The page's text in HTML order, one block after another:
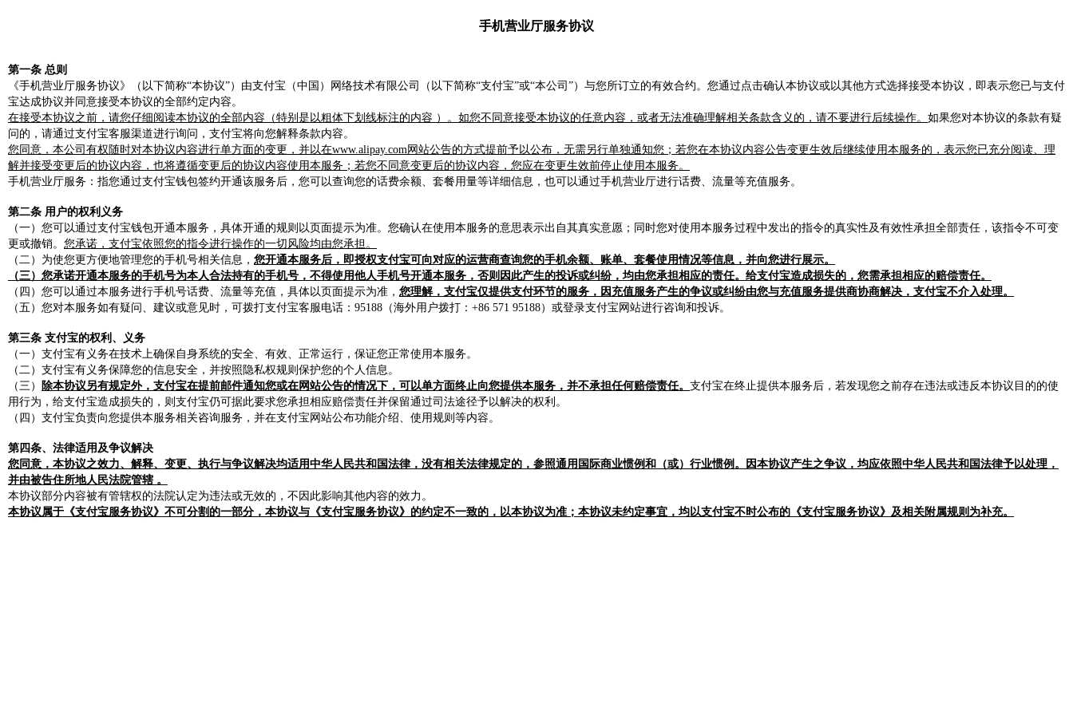
手机营业厅服务协议
第一条 总则
《手机营业厅服务协议》（以下简称“本协议”）由支付宝（中国）网络技术有限公司（以下简称“支付宝”或“本公司”）与您所订立的有效合约。您通过点击确认本协议或以其他方式选择接受本协议，即表示您已与支付
宝达成协议并同意接受本协议的全部约定内容。
在接受本协议之前，请您仔细阅读本协议的全部内容（特别是以粗体下划线标注的内容 ）。如您不同意接受本协议的任意内容，或者无法准确理解相关条款含义的，请不要进行后续操作。 如果您对本协议的条款有疑
问的，请通过支付宝客服渠道进行询问，支付宝将向您解释条款内容。
您同意，本公司有权随时对本协议内容进行单方面的变更，并以在www.alipay.com网站公告的方式提前予以公布，无需另行单独通知您；若您在本协议内容公告变更生效后继续使用本服务的，表示您已充分阅读、理
解并接受变更后的协议内容，也将遵循变更后的协议内容使用本服务；若您不同意变更后的协议内容，您应在变更生效前停止使用本服务。
手机营业厅服务：指您通过支付宝钱包签约开通该服务后，您可以查询您的话费余额、套餐用量等详细信息，也可以通过手机营业厅进行话费、流量等充值服务。
第二条 用户的权利义务
（一）您可以通过支付宝钱包开通本服务，具体开通的规则以页面提示为准。您确认在使用本服务的意思表示出自其真实意愿；同时您对使用本服务过程中发出的指令的真实性及有效性承担全部责任，该指令不可变
更或撤销。 您承诺，支付宝依照您的指令进行操作的一切风险均由您承担。
（二）为使您更方便地管理您的手机号相关信息， 您开通本服务后，即授权支付宝可向对应的运营商查询您的手机余额、账单、套餐使用情况等信息，并向您进行展示。
（三）您承诺开通本服务的手机号为本人合法持有的手机号，不得使用他人手机号开通本服务，否则因此产生的投诉或纠纷，均由您承担相应的责任。给支付宝造成损失的，您需承担相应的赔偿责任。
（四）您可以通过本服务进行手机号话费、流量等充值，具体以页面提示为准， 您理解，支付宝仅提供支付环节的服务，因充值服务产生的争议或纠纷由您与充值服务提供商协商解决，支付宝不介入处理。
（五）您对本服务如有疑问、建议或意见时，可拨打支付宝客服电话：95188（海外用户拨打：+86 571 95188）或登录支付宝网站进行咨询和投诉。
第三条 支付宝的权利、义务
（一）支付宝有义务在技术上确保自身系统的安全、有效、正常运行，保证您正常使用本服务。
（二）支付宝有义务保障您的信息安全，并按照隐私权规则保护您的个人信息。
（三）
除本协议另有规定外，支付宝在提前邮件通知您或在网站公告的情况下，可以单方面终止向您提供本服务，并不承担任何赔偿责任。 支付宝在终止提供本服务后，若发现您之前存在违法或违反本协议目的的使
用行为，给支付宝造成损失的，则支付宝仍可据此要求您承担相应赔偿责任并保留通过司法途径予以解决的权利。
（四）支付宝负责向您提供本服务相关咨询服务，并在支付宝网站公布功能介绍、使用规则等内容。
第四条、法律适用及争议解决
您同意，本协议之效力、解释、变更、执行与争议解决均适用中华人民共和国法律，没有相关法律规定的，参照通用国际商业惯例和（或）行业惯例。因本协议产生之争议，均应依照中华人民共和国法律予以处理，
并由被告住所地人民法院管辖 。
本协议部分内容被有管辖权的法院认定为违法或无效的，不因此影响其他内容的效力。
本协议属于《支付宝服务协议》不可分割的一部分，本协议与《支付宝服务协议》的约定不一致的，以本协议为准；本协议未约定事宜，均以支付宝不时公布的《支付宝服务协议》及相关附属规则为补充。